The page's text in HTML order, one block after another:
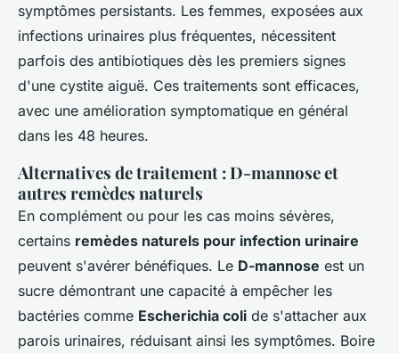
symptômes persistants. Les femmes, exposées aux
infections urinaires plus fréquentes, nécessitent
parfois des antibiotiques dès les premiers signes
d'une cystite aiguë. Ces traitements sont efficaces,
avec une amélioration symptomatique en général
dans les 48 heures.
Alternatives de traitement : D-mannose et
autres remèdes naturels
En complément ou pour les cas moins sévères,
certains remèdes naturels pour infection urinaire
peuvent s'avérer bénéfiques. Le D-mannose est un
sucre démontrant une capacité à empêcher les
bactéries comme Escherichia coli de s'attacher aux
parois urinaires, réduisant ainsi les symptômes. Boire